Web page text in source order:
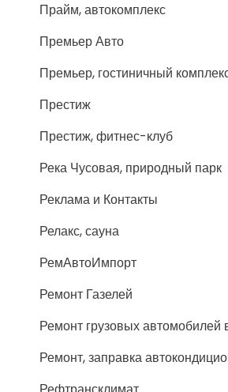
Прайм, автокомплекс
Премьер Авто
Премьер, гостиничный
Престиж
Престиж, фитнес-клуб
Река Чусовая, природный парк
Реклама и Контакты
Релакс, сауна
РемАвтоИмпорт
Ремонт Газелей
Ремонт грузовых автомобилей
Ремонт, заправка